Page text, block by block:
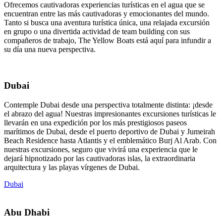
Ofrecemos cautivadoras experiencias turísticas en el agua que se
encuentran entre las más cautivadoras y emocionantes del mundo.
Tanto si busca una aventura turística única, una relajada excursión
en grupo o una divertida actividad de team building con sus
compañeros de trabajo, The Yellow Boats está aquí para infundir a
su día una nueva perspectiva.
Dubai
Contemple Dubai desde una perspectiva totalmente distinta: ¡desde
el abrazo del agua! Nuestras impresionantes excursiones turísticas le
llevarán en una expedición por los más prestigiosos paseos
marítimos de Dubai, desde el puerto deportivo de Dubai y Jumeirah
Beach Residence hasta Atlantis y el emblemático Burj Al Arab. Con
nuestras excursiones, seguro que vivirá una experiencia que le
dejará hipnotizado por las cautivadoras islas, la extraordinaria
arquitectura y las playas vírgenes de Dubai.
Dubai
Abu Dhabi